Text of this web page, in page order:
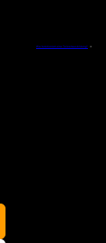
Wie funktioniert eine Teilzeitausbildung? →